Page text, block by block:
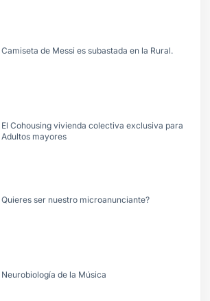
Camiseta de Messi es subastada en la Rural.
El Cohousing vivienda colectiva exclusiva para
Adultos mayores
Quieres ser nuestro microanunciante?
Neurobiología de la Música